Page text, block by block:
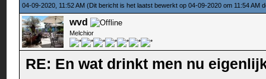
04-09-2020, 11:52 AM(Dit bericht is het laatst bewerkt op 04-09-2020 om 11:54 AM
wvd
Melchior
RE: En wat drinkt men nu